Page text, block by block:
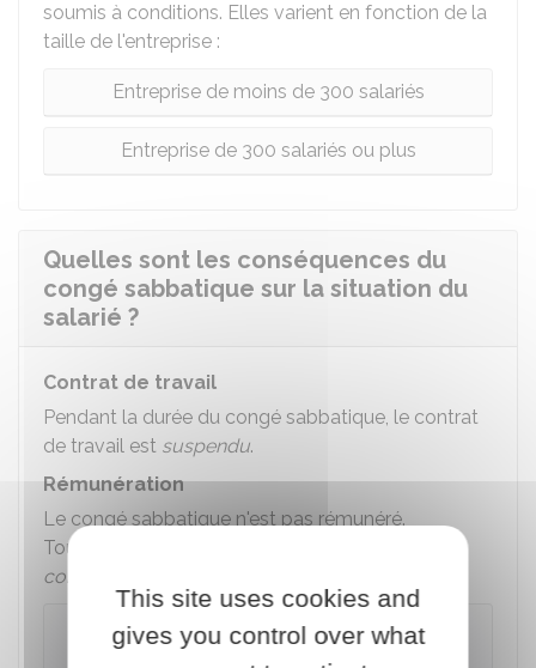
soumis à conditions. Elles varient en fonction de la
taille de l'entreprise :
Entreprise de moins de 300 salariés
Entreprise de 300 salariés ou plus
Quelles sont les conséquences du
congé sabbatique sur la situation du
salarié ?
Contrat de travail
Pendant la durée du congé sabbatique, le contrat
de travail est suspendu.
Rémunération
Le congé sabbatique n'est pas rémunéré.
Toutefois, il peut l'être en cas de
conventionnelles
À savoir
This site uses cookies and
gives you control over what